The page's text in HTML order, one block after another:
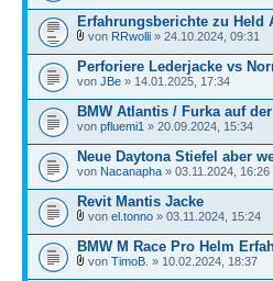
Erfahrungsberichte zu Held
von RRwolli » 24.10.2024, 09:31
Perforiere Lederjacke vs
von JBe » 14.01.2025, 17:34
BMW Atlantis / Furka auf der
von pfluemi1 » 20.09.2024, 15:34
Neue Daytona Stiefel aber
von Nacanapha » 03.11.2024, 16:26
Revit Mantis Jacke
von el.tonno » 03.11.2024, 15:24
BMW M Race Pro Helm
von TimoB. » 10.02.2024, 18:37